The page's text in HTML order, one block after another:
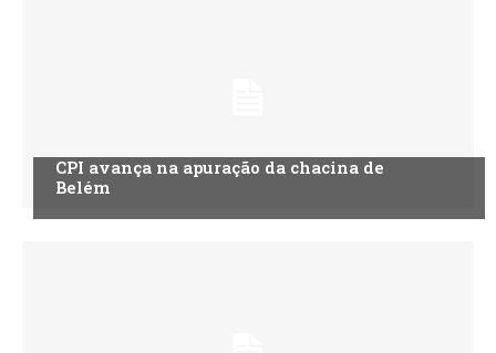
CPI avança na apuração da chacina de
Belém